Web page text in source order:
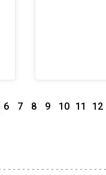
6 7 8 9 10 11 12